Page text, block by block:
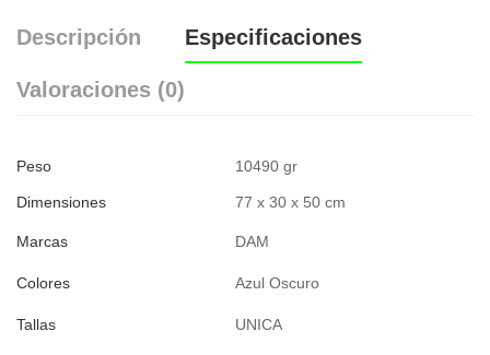
Descripción Especificaciones
Valoraciones (0)
Peso 10490 gr
Dimensiones 77 x 30 x 50 cm
Marcas DAM
Colores Azul Oscuro
Tallas UNICA